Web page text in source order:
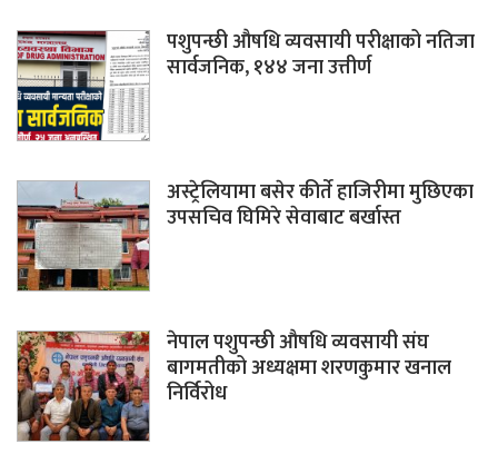
पशुपन्छी औषधि व्यवसायी परीक्षाको नतिजा
सार्वजनिक, १४४ जना उत्तीर्ण
अस्ट्रेलियामा बसेर कीर्ते हाजिरीमा मुछिएका
उपसचिव घिमिरे सेवाबाट बर्खास्त
नेपाल पशुपन्छी औषधि व्यवसायी संघ
बागमतीको अध्यक्षमा शरणकुमार खनाल
निर्विरोध